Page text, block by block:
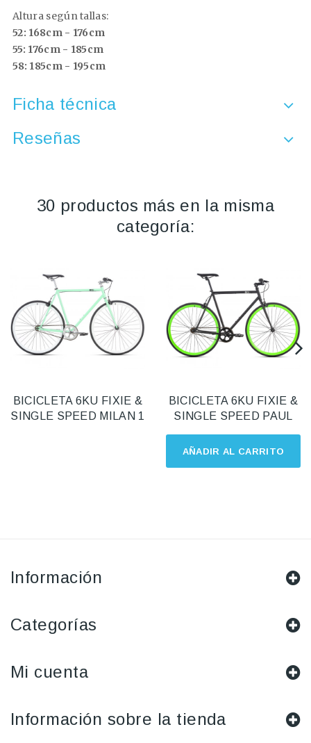
Altura según tallas:
52: 168cm - 176cm
55: 176cm - 185cm
58: 185cm - 195cm
Ficha técnica
Reseñas
30 productos más en la misma
categoría:
BICICLETA 6KU FIXIE &
SINGLE SPEED MILAN 1
AÑADIR AL CARRITO
BICICLETA 6KU FIXIE &
SINGLE SPEED PAUL
Información
Categorías
Mi cuenta
Información sobre la tienda